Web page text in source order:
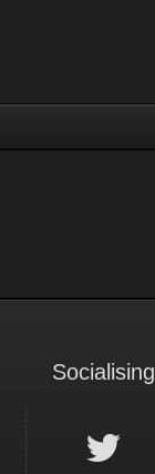
Socialising